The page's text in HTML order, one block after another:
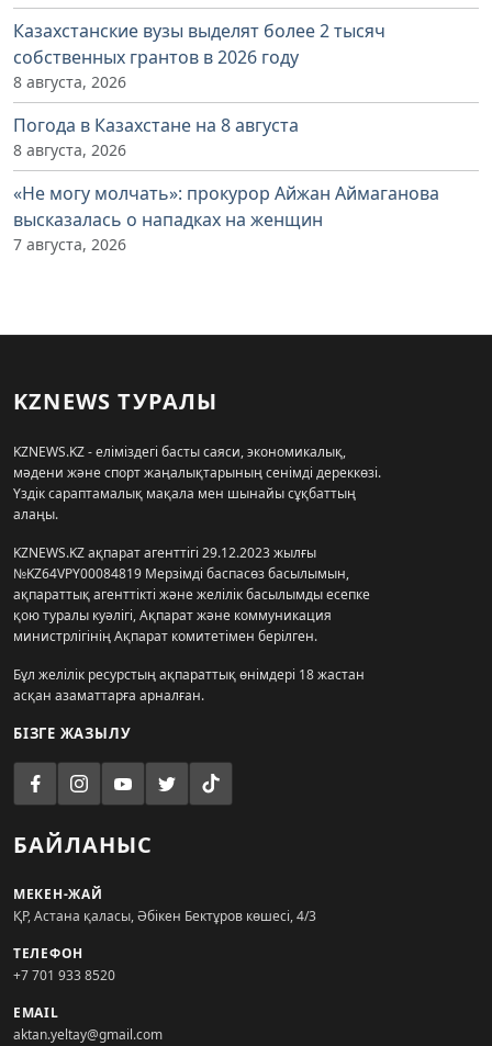
Казахстанские вузы выделят более 2 тысяч
собственных грантов в 2026 году
8 августа, 2026
Погода в Казахстане на 8 августа
8 августа, 2026
«Не могу молчать»: прокурор Айжан Аймаганова
высказалась о нападках на женщин
7 августа, 2026
KZNEWS ТУРАЛЫ
KZNEWS.KZ - еліміздегі басты саяси, экономикалық,
мәдени және спорт жаңалықтарының сенімді дереккөзі.
Үздік сараптамалық мақала мен шынайы сұқбаттың
алаңы.
KZNEWS.KZ ақпарат агенттігі 29.12.2023 жылғы
№KZ64VPY00084819 Мерзімді баспасөз басылымын,
ақпараттық агенттікті және желілік басылымды есепке
қою туралы куәлігі, Ақпарат және коммуникация
министрлігінің Ақпарат комитетімен берілген.
Бұл желілік ресурстың ақпараттық өнімдері 18 жастан
асқан азаматтарға арналған.
БІЗГЕ ЖАЗЫЛУ
БАЙЛАНЫС
МЕКЕН-ЖАЙ
ҚР, Астана қаласы, Әбікен Бектұров көшесі, 4/3
ТЕЛЕФОН
+7 701 933 8520
EMAIL
aktan.yeltay@gmail.com